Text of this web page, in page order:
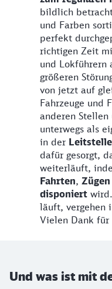
bildlich
und Farben
perfekt
richtigen Zeit
und Lokführern
größeren
von jetzt auf
Fahrzeuge und
anderen Stellen
unterwegs als
in der Leitstelle
dafür gesorgt,
weiterläuft,
Fahrten, Zügen
disponiert
läuft, vergehen
Vielen Dank für
Und was ist mit